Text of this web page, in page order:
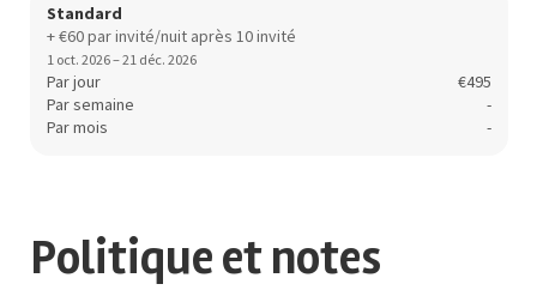
Standard
+ €60 par invité/nuit après 10 invité
1 oct. 2026 – 21 déc. 2026
Par jour
€495
Par semaine
-
Par mois
-
Politique et notes